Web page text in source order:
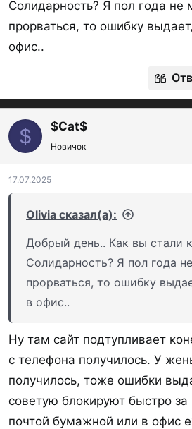
хотелось бы узнать в каких
ввиду менее популярные
Банк Казани, Россия, АТБ
но не карты не счета не
Солидарность? Я пол года не
прорваться, то ошибку
офис..
$ $Cat$
Новичок
17.07.2025
Olivia сказал(а):
Добрый день.. Как вы стали
Солидарность? Я пол года
прорваться, то ошибку
в офис..
Ну там сайт подтупливает
с телефона получилось. У
получилось, тоже ошибки
советую блокируют быстро
почтой бумажной или в офис